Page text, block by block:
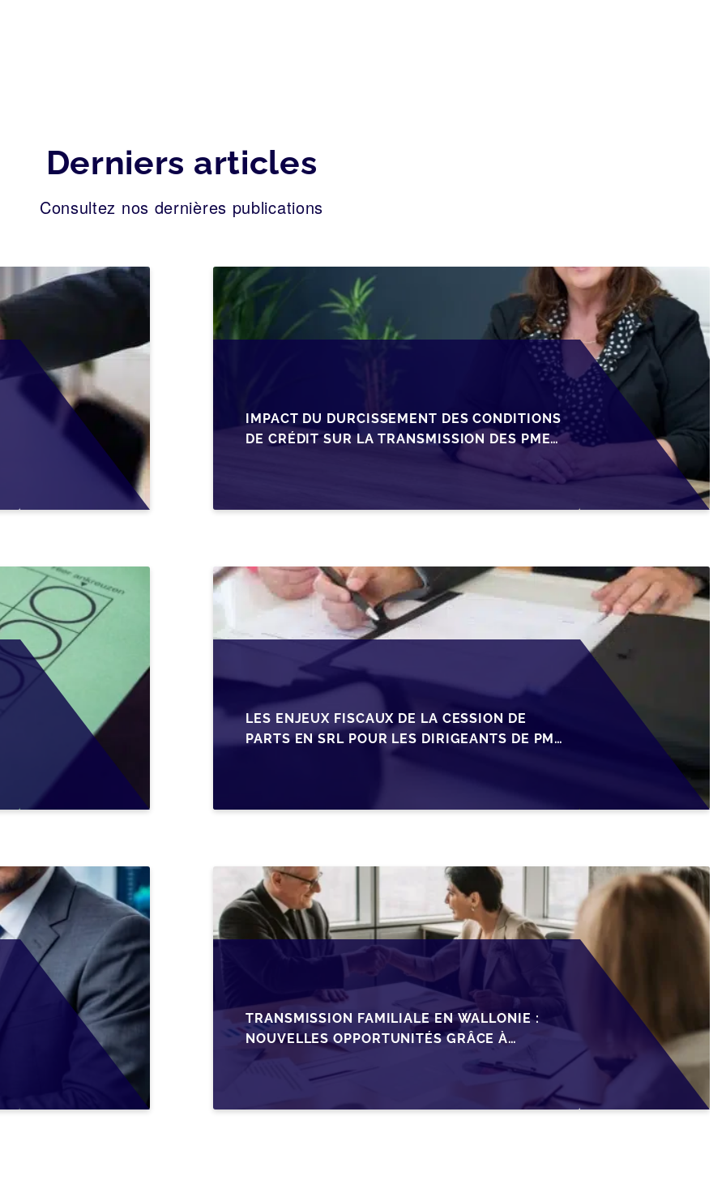
Derniers articles
Consultez nos dernières publications
IMPACT DU DURCISSEMENT DES CONDITIONS
DE CRÉDIT SUR LA TRANSMISSION DES PME
LES ENJEUX FISCAUX DE LA CESSION DE
PARTS EN SRL POUR LES DIRIGEANTS DE PME
TRANSMISSION FAMILIALE EN WALLONIE :
NOUVELLES OPPORTUNITÉS GRÂCE À
L’AJUSTEMENT FISCAL